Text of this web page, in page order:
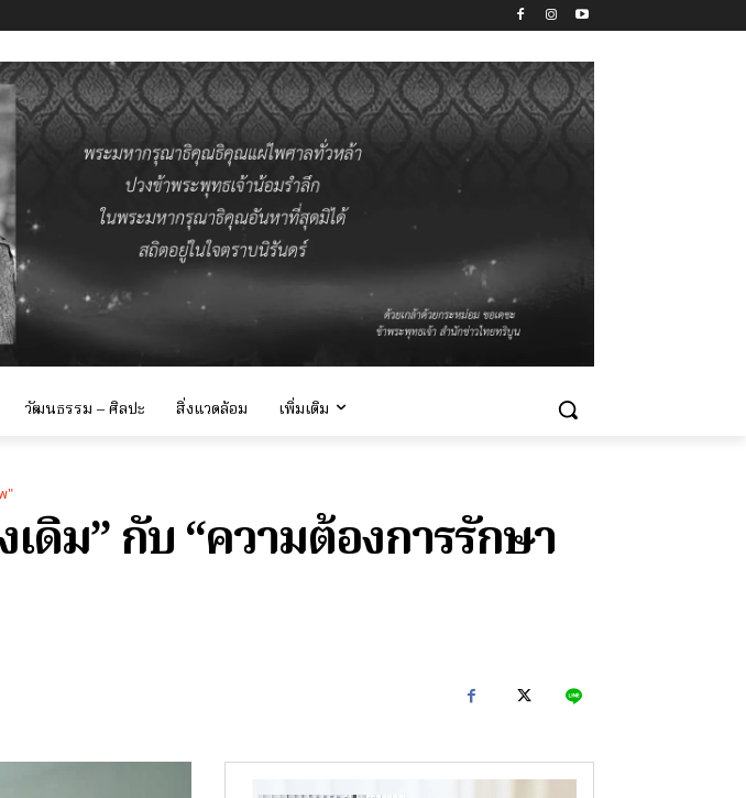
วัฒนธรรม – ศิลปะ สิ่งแวดล้อม เพิ่มเติม
"
ดิม” กับ “ความต้องการรักษา